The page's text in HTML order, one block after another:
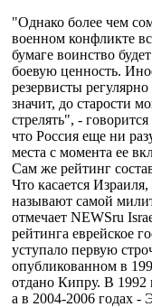
"Однако более чем
военном конфликте
бумаге воинство
боевую ценность.
резервисты
значит, до старости
стрелять", -
что Россия еще ни
места с момента ее
Сам же рейтинг
Что касается
называют самой
отмечает NEWSru
рейтинга еврейское
уступало первую
опубликованном в
отдано Кипру. В 1992
а в 2004-2006 годах -